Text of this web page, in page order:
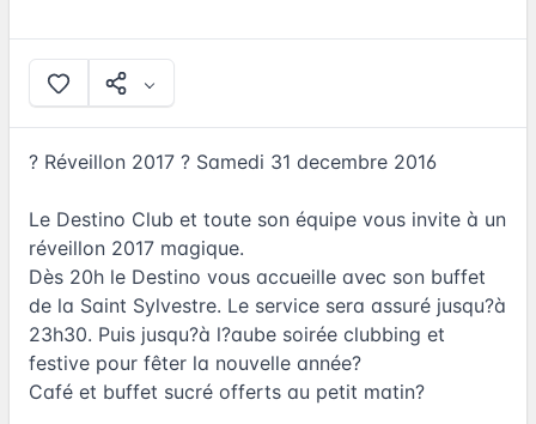
? Réveillon 2017 ? Samedi 31 decembre 2016
Le Destino Club et toute son équipe vous invite à un
réveillon 2017 magique.
Dès 20h le Destino vous accueille avec son buffet
de la Saint Sylvestre. Le service sera assuré jusqu?à
23h30. Puis jusqu?à l?aube soirée clubbing et
festive pour fêter la nouvelle année?
Café et buffet sucré offerts au petit matin?